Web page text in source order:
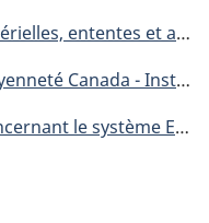
ententes et accords
- Instructions ministérielles
système Entrée Express